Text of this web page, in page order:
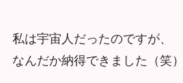
私は宇宙人だったのですが、
なんだか納得できました（笑）